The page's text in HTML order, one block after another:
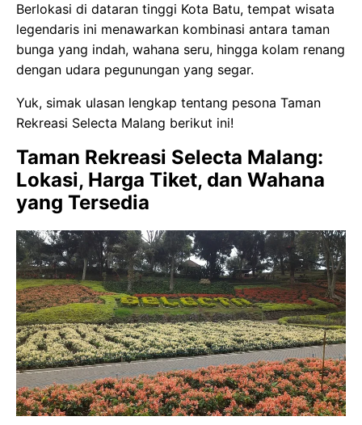
Berlokasi di dataran tinggi Kota Batu, tempat wisata
legendaris ini menawarkan kombinasi antara taman
bunga yang indah, wahana seru, hingga kolam renang
dengan udara pegunungan yang segar.
Yuk, simak ulasan lengkap tentang pesona Taman
Rekreasi Selecta Malang berikut ini!
Taman Rekreasi Selecta Malang:
Lokasi, Harga Tiket, dan Wahana
yang Tersedia